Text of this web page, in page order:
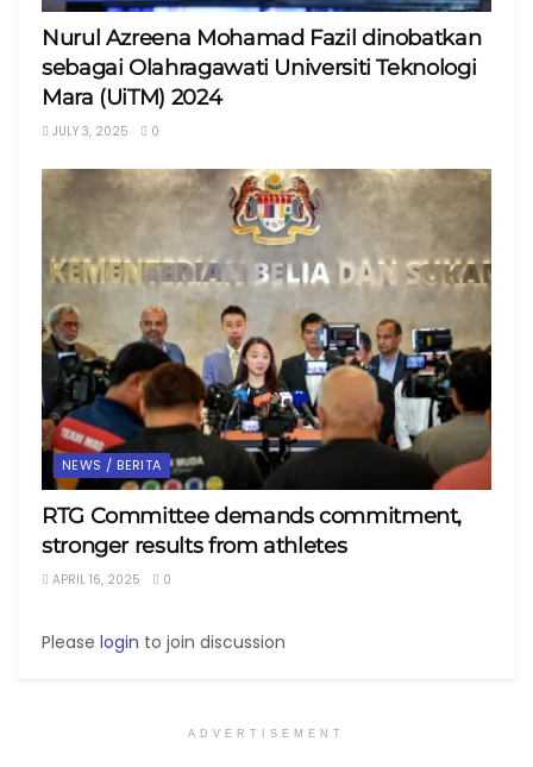
Nurul Azreena Mohamad Fazil dinobatkan
sebagai Olahragawati Universiti Teknologi
Mara (UiTM) 2024
JULY 3, 2025 0
NEWS / BERITA
RTG Committee demands commitment,
stronger results from athletes
APRIL 16, 2025 0
Please login to join discussion
ADVERTISEMENT